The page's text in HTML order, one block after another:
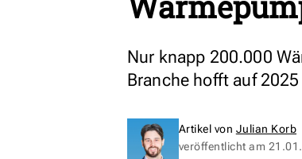
Nur knapp 200.000
Branche hofft auf
Artikel von Julian Korb
veröffentlicht am